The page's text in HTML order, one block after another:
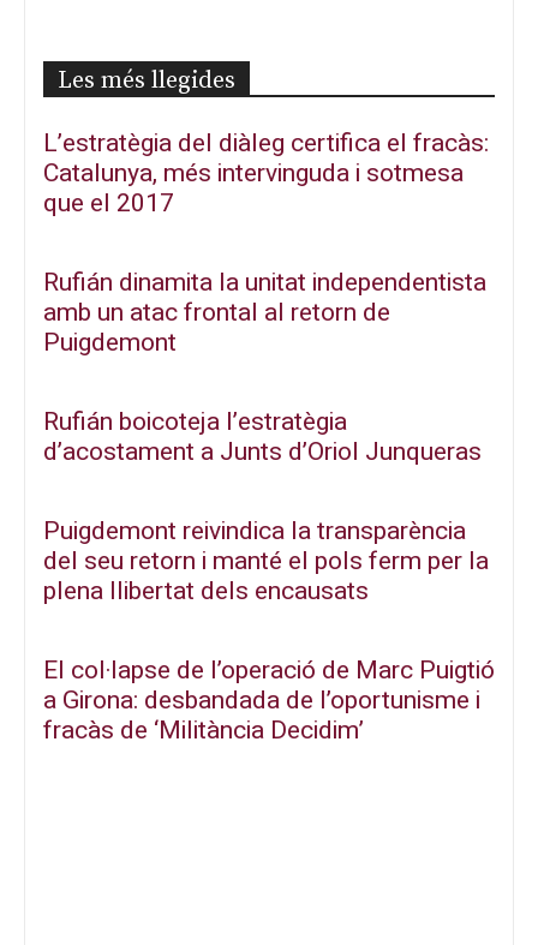
Les més llegides
L’estratègia del diàleg certifica el fracàs:
Catalunya, més intervinguda i sotmesa
que el 2017
Rufián dinamita la unitat independentista
amb un atac frontal al retorn de
Puigdemont
Rufián boicoteja l’estratègia
d’acostament a Junts d’Oriol Junqueras
Puigdemont reivindica la transparència
del seu retorn i manté el pols ferm per la
plena llibertat dels encausats
El col·lapse de l’operació de Marc Puigtió
a Girona: desbandada de l’oportunisme i
fracàs de ‘Militància Decidim’